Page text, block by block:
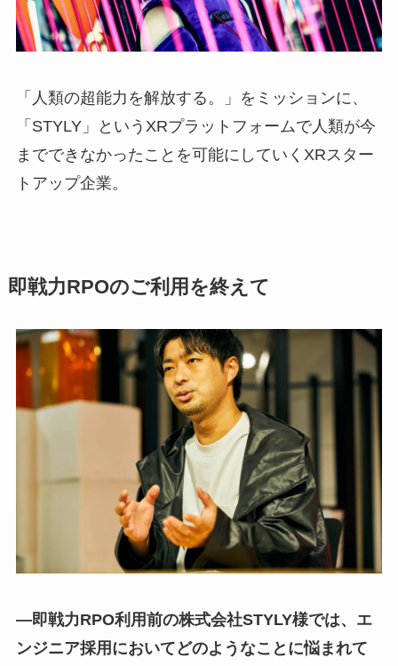
「人類の超能力を解放する。」をミッションに、
「STYLY」というXRプラットフォームで人類が今
までできなかったことを可能にしていくXRスター
トアップ企業。
即戦力RPOのご利用を終えて
―即戦力RPO利用前の株式会社STYLY様では、エ
ンジニア採用においてどのようなことに悩まれて